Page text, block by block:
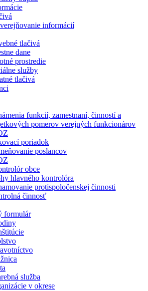
informácií
tlačivá
dane
prostredie
služby
tlačivá
funkcií, zamestnaní, činností a
pomerov verejných funkcionárov
poriadok
poslancov
obce
hlavného kontrolóra
protispoločenskej činnosti
činnosť
formulár
služba
v okrese